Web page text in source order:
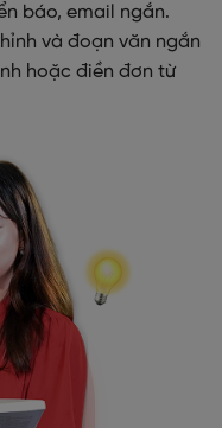
báo, email ngắn.
và đoạn văn ngắn
hoặc điền đơn từ